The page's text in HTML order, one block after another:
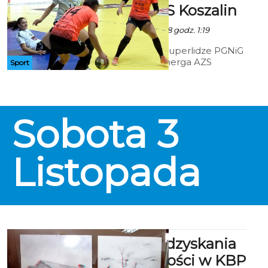
Sport
Energa AZS Koszalin
Art - 1 Listopada 2018 godz. 1:19
Występujące w Superlidze PGNiG
szczypiornistki Energa AZS
Koszalin w piątek w Szczecinie
Superligi PGNiG.
Sobota 3
Listopada
100-lecia odzyskania
niepodległości w KBP